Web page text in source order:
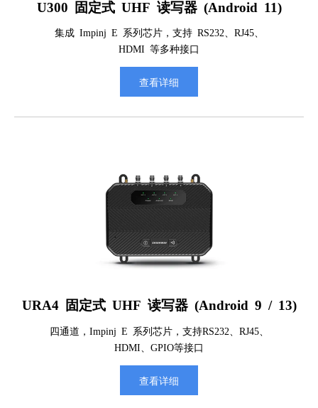
U300 固定式 UHF 读写器 (Android 11)
集成 Impinj E 系列芯片，支持 RS232、RJ45、
HDMI 等多种接口
查看详细
URA4 固定式 UHF 读写器 (Android 9 / 13)
四通道，Impinj E 系列芯片，支持RS232、RJ45、
HDMI、GPIO等接口
查看详细